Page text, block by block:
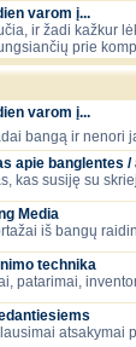
varom į...
ir žadi kažkur
prie
varom į...
bangą ir nenori
apie banglentes
kas susiję su
Media
iš bangų
technika
patarimai,
atsakymai